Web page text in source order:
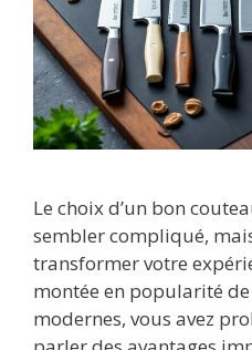
Le choix d’un bon
sembler compliqué,
transformer votre
montée en popularité
modernes, vous avez